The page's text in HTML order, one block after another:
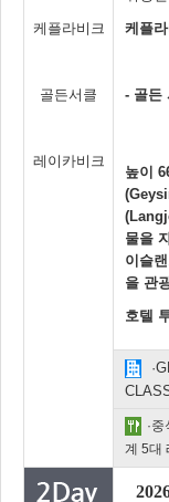
케플라비크
골든서클
레이카비크
케플
- 골든
높이
물을
이슬
을 관
호텔
·
계 5대